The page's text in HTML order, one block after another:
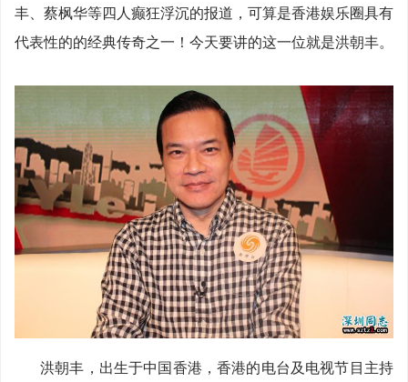
丰、蔡枫华等四人癫狂浮沉的报道，可算是香港娱乐圈具有
代表性的的经典传奇之一！今天要讲的这一位就是洪朝丰。
洪朝丰，出生于中国香港，香港的电台及电视节目主持